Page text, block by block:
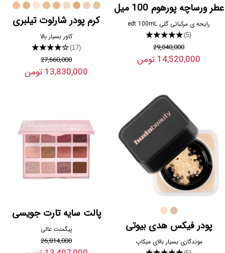
عطر ورساچه پورهوم 100 میل
رایحه ی مرکباتی گلی edt 100mL
★★★★★(5)
29,040,000
14,520,000 تومن
کرم پودر شارلوت تیلبری
کاور بسیار بالا
★★★★★(17)
27,660,000
13,830,000 تومن
پودر فیکس هدی بیوتی
موندگاری بسیار بالای میکاپ
پالت سایه تارت جویسی
پیگمنت عالی
26,814,000